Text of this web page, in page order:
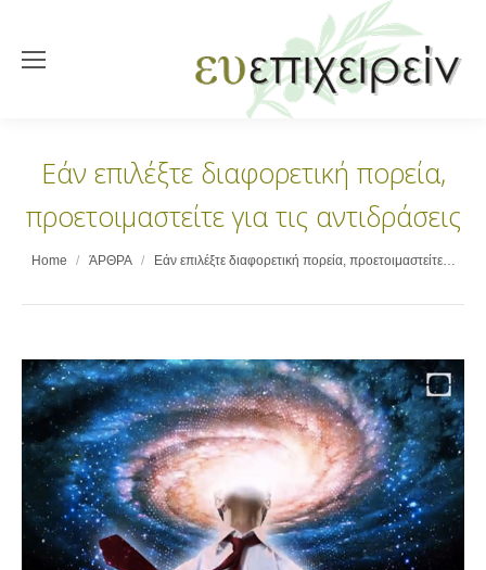
Εάν επιλέξτε διαφορετική πορεία,
προετοιμαστείτε για τις αντιδράσεις
You are here:
Home ΆΡΘΡΑ Εάν επιλέξτε διαφορετική πορεία, προετοιμαστείτε…